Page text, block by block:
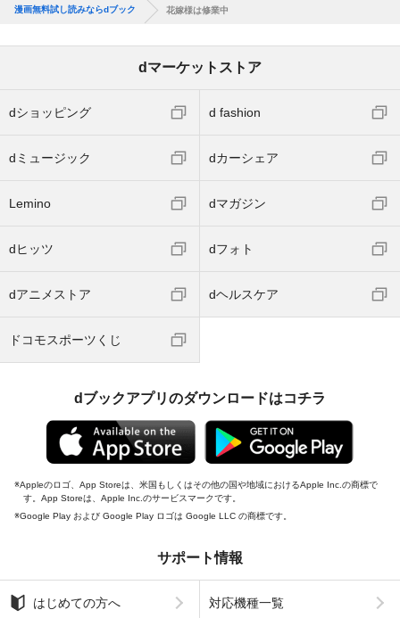
漫画無料試し読みならdブック 花嫁様は修業中
dマーケットストア
dショッピング d fashion
dミュージック dカーシェア
Lemino dマガジン
dヒッツ dフォト
dアニメストア dヘルスケア
ドコモスポーツくじ
dブックアプリのダウンロードはコチラ
Appleのロゴ、App Storeは、米国もしくはその他の国や地域におけるApple Inc.の商標で
す。App Storeは、Apple Inc.のサービスマークです。
Google Play および Google Play ロゴは Google LLC の商標です。
サポート情報
はじめての方へ 対応機種一覧